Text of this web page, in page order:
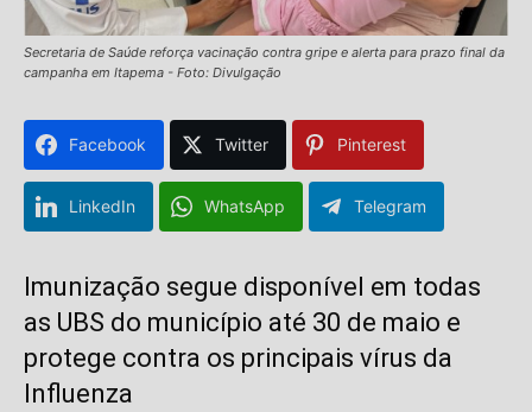
Secretaria de Saúde reforça vacinação contra gripe e alerta para prazo final da
campanha em Itapema - Foto: Divulgação
Facebook Twitter Pinterest
LinkedIn WhatsApp Telegram
Imunização segue disponível em todas
as UBS do município até 30 de maio e
protege contra os principais vírus da
Influenza